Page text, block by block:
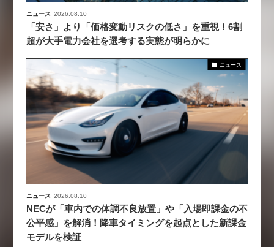
ニュース 2026.08.10
「安さ」より「価格変動リスクの低さ」を重視！6割
超が大手電力会社を選考する実態が明らかに
ニュース
ニュース 2026.08.10
NECが「車内での体調不良放置」や「入場即課金の不
公平感」を解消！降車タイミングを起点とした新課金
モデルを検証